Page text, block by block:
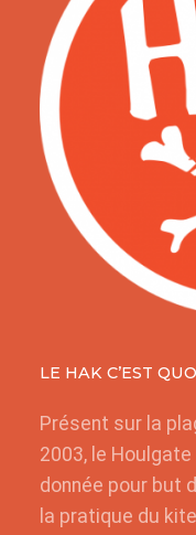
LE HAK C’EST
Présent sur la
2003, le
donnée pour but
la pratique du